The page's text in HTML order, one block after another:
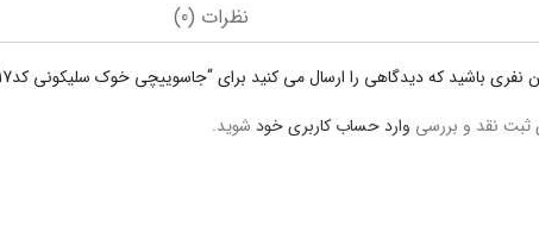
نظرات (0)
نفری باشید که دیدگاهی را ارسال می کنید برای “جاسوییچی خوک سلیکونی کد17”
ثبت نقد و بررسی وارد حساب کاربری خود شوید.